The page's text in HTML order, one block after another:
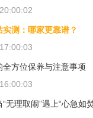
测：哪家更靠谱？
全方位保养与注意事项
“无理取闹”遇上“心急